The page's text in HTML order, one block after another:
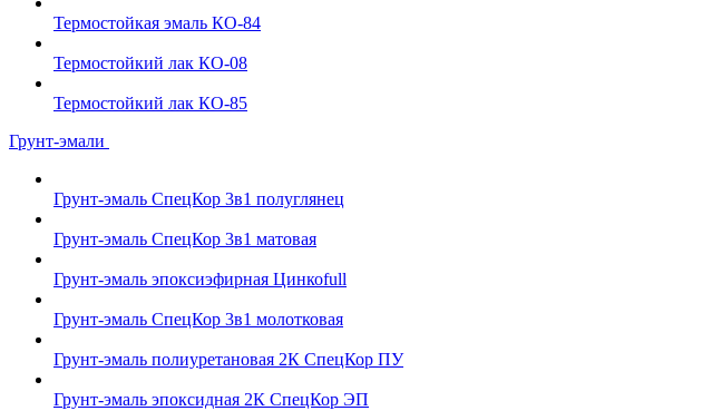
Термостойкая эмаль КО-84
Термостойкий лак КО-08
Термостойкий лак КО-85
Грунт-эмали
Грунт-эмаль СпецКор 3в1 полуглянец
Грунт-эмаль СпецКор 3в1 матовая
Грунт-эмаль эпоксиэфирная Цинкоfull
Грунт-эмаль СпецКор 3в1 молотковая
Грунт-эмаль полиуретановая 2К СпецКор ПУ
Грунт-эмаль эпоксидная 2К СпецКор ЭП